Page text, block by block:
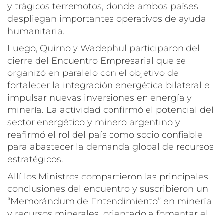
y trágicos terremotos, donde ambos países
despliegan importantes operativos de ayuda
humanitaria.
Luego, Quirno y Wadephul participaron del
cierre del Encuentro Empresarial que se
organizó en paralelo con el objetivo de
fortalecer la integración energética bilateral e
impulsar nuevas inversiones en energía y
minería. La actividad confirmó el potencial del
sector energético y minero argentino y
reafirmó el rol del país como socio confiable
para abastecer la demanda global de recursos
estratégicos.
Allí los Ministros compartieron las principales
conclusiones del encuentro y suscribieron un
“Memorándum de Entendimiento” en minería